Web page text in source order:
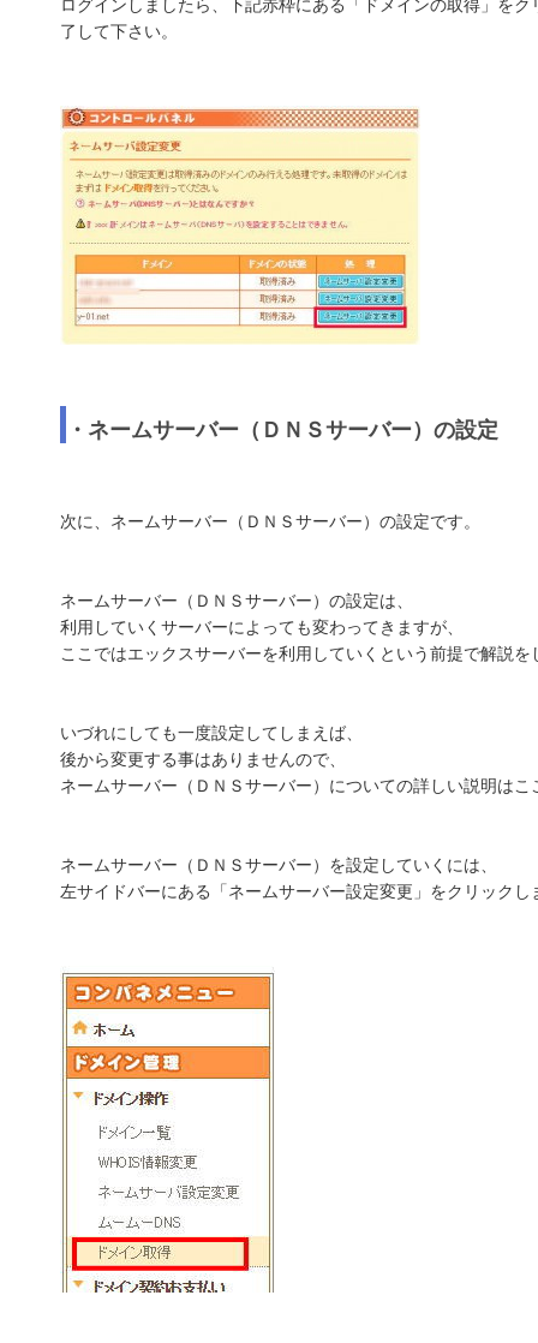
ログインしましたら、下記赤枠にある「ドメインの取得」を
了して下さい。
・ネームサーバー（ＤＮＳサーバー）の設定
次に、ネームサーバー（ＤＮＳサーバー）の設定です。
ネームサーバー（ＤＮＳサーバー）の設定は、
利用していくサーバーによっても変わってきますが、
ここではエックスサーバーを利用していくという前提で解説を
いづれにしても一度設定してしまえば、
後から変更する事はありませんので、
ネームサーバー（ＤＮＳサーバー）についての詳しい説明は
ネームサーバー（ＤＮＳサーバー）を設定していくには、
左サイドバーにある「ネームサーバー設定変更」をクリックし